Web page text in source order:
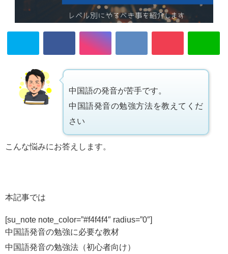
中国語の発音が苦手です。
中国語発音の勉強方法を教えてくだ
さい
こんな悩みにお答えします。
本記事では
[su_note note_color=”#f4f4f4″ radius=”0″]
中国語発音の勉強に必要な教材
中国語発音の勉強法（初心者向け）